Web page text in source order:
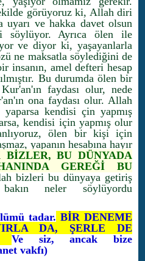
görüyoruz ki, Allah diri
uyarı ve hakka davet olsun
söylüyor. Ayrıca ölen ile
ve diyor ki, yaşayanlarla
ne maksatla söylediğini de
insanın, amel defteri hesap
Bu durumda ölen bir
faydası olur, nede
ona faydası olur. Allah
kendisi çin yapmış
kendisi için yapmış olur
ölen bir kişi için
yapanın hesabına hayır
BİZLER, BU DÜNYADA
GEREĞİ BU
bizleri bu dünyaya getiriş
neler söylüyordu
tadar. BİR DENEME
DA, ŞERLE DE
Ve siz, ancak bize
vakfı)